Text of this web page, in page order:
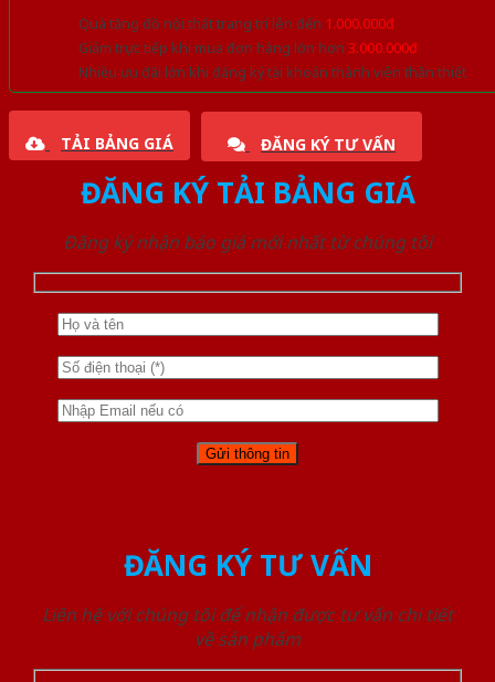
Quà tặng đồ nội thất trang trí lên đến 1.000.000đ
Giảm trực tiếp khi mua đơn hàng lớn hơn 3.000.000đ
Nhiều ưu đãi lớn khi đăng ký tài khoản thành viên thân thiết
TẢI BẢNG GIÁ ĐĂNG KÝ TƯ VẤN
ĐĂNG KÝ TẢI BẢNG GIÁ
Đăng ký nhận báo giá mới nhất từ chúng tôi
ĐĂNG KÝ TƯ VẤN
Liên hệ với chúng tôi để nhận được tư vấn chi tiết
về sản phẩm